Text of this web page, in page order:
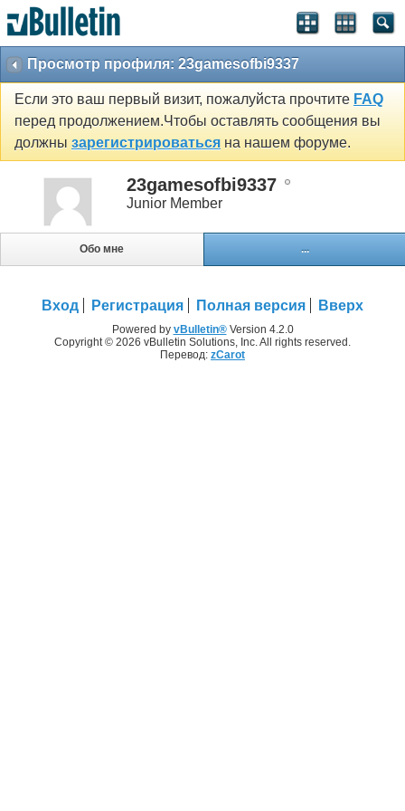
Просмотр профиля: 23gamesofbi9337
Если это ваш первый визит, пожалуйста прочтите FAQ
перед продолжением.Чтобы оставлять сообщения вы
должны зарегистрироваться на нашем форуме.
23gamesofbi9337
Junior Member
Обо мне ...
Вход Регистрация Полная версия Вверх
Powered by vBulletin®Version 4.2.0
Copyright © 2026 vBulletin Solutions, Inc. All rights reserved.
Перевод: zCarot